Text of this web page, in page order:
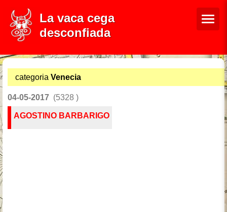
La vaca cega
desconfiada
categoria Venecia
04-05-2017 (5328 )
AGOSTINO BARBARIGO